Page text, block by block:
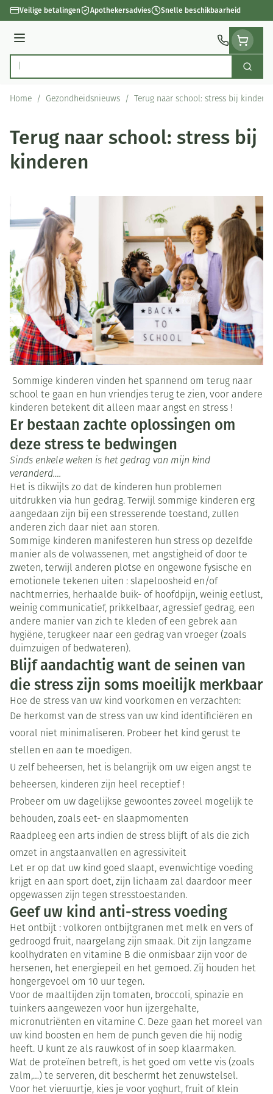
Ga naar de inhoud
Veilige betalingen Apothekersadvies Snelle beschikbaarheid
Menu
Product, merk, categorie... Zoek
Home / Gezondheidsnieuws / Terug naar school: stress bij kinderen
Terug naar school: stress bij
kinderen
Sommige kinderen vinden het spannend om terug naar
school te gaan en hun vriendjes terug te zien, voor andere
kinderen betekent dit alleen maar angst en stress !
Er bestaan zachte oplossingen om
deze stress te bedwingen
Sinds enkele weken is het gedrag van mijn kind
veranderd….
Het is dikwijls zo dat de kinderen hun problemen
uitdrukken via hun gedrag. Terwijl sommige kinderen erg
aangedaan zijn bij een stresserende toestand, zullen
anderen zich daar niet aan storen.
Sommige kinderen manifesteren hun stress op dezelfde
manier als de volwassenen, met angstigheid of door te
zweten, terwijl anderen plotse en ongewone fysische en
emotionele tekenen uiten : slapeloosheid en/of
nachtmerries, herhaalde buik- of hoofdpijn, weinig eetlust,
weinig communicatief, prikkelbaar, agressief gedrag, een
andere manier van zich te kleden of een gebrek aan
hygiëne, terugkeer naar een gedrag van vroeger (zoals
duimzuigen of bedwateren).
Blijf aandachtig want de seinen van
die stress zijn soms moeilijk merkbaar
Hoe de stress van uw kind voorkomen en verzachten:
De herkomst van de stress van uw kind identificiëren en
vooral niet minimaliseren. Probeer het kind gerust te
stellen en aan te moedigen.
U zelf beheersen, het is belangrijk om uw eigen angst te
beheersen, kinderen zijn heel receptief !
Probeer om uw dagelijkse gewoontes zoveel mogelijk te
behouden, zoals eet- en slaapmomenten
Raadpleeg een arts indien de stress blijft of als die zich
omzet in angstaanvallen en agressiviteit
Let er op dat uw kind goed slaapt, evenwichtige voeding
krijgt en aan sport doet, zijn lichaam zal daardoor meer
opgewassen zijn tegen stresstoestanden.
Geef uw kind anti-stress voeding
Het ontbijt : volkoren ontbijtgranen met melk en vers of
gedroogd fruit, naargelang zijn smaak. Dit zijn langzame
koolhydraten en vitamine B die onmisbaar zijn voor de
hersenen, het energiepeil en het gemoed. Zij houden het
hongergevoel om 10 uur tegen.
Voor de maaltijden zijn tomaten, broccoli, spinazie en
tuinkers aangewezen voor hun ijzergehalte,
micronutriënten en vitamine C. Deze gaan het moreel van
uw kind boosten en hem de punch geven die hij nodig
heeft. U kunt ze als rauwkost of in soep klaarmaken.
Wat de proteïnen betreft, is het goed om vette vis (zoals
zalm,…) te serveren, dit beschermt het zenuwstelsel.
Voor het vieruurtje, kies je voor yoghurt, fruit of klein